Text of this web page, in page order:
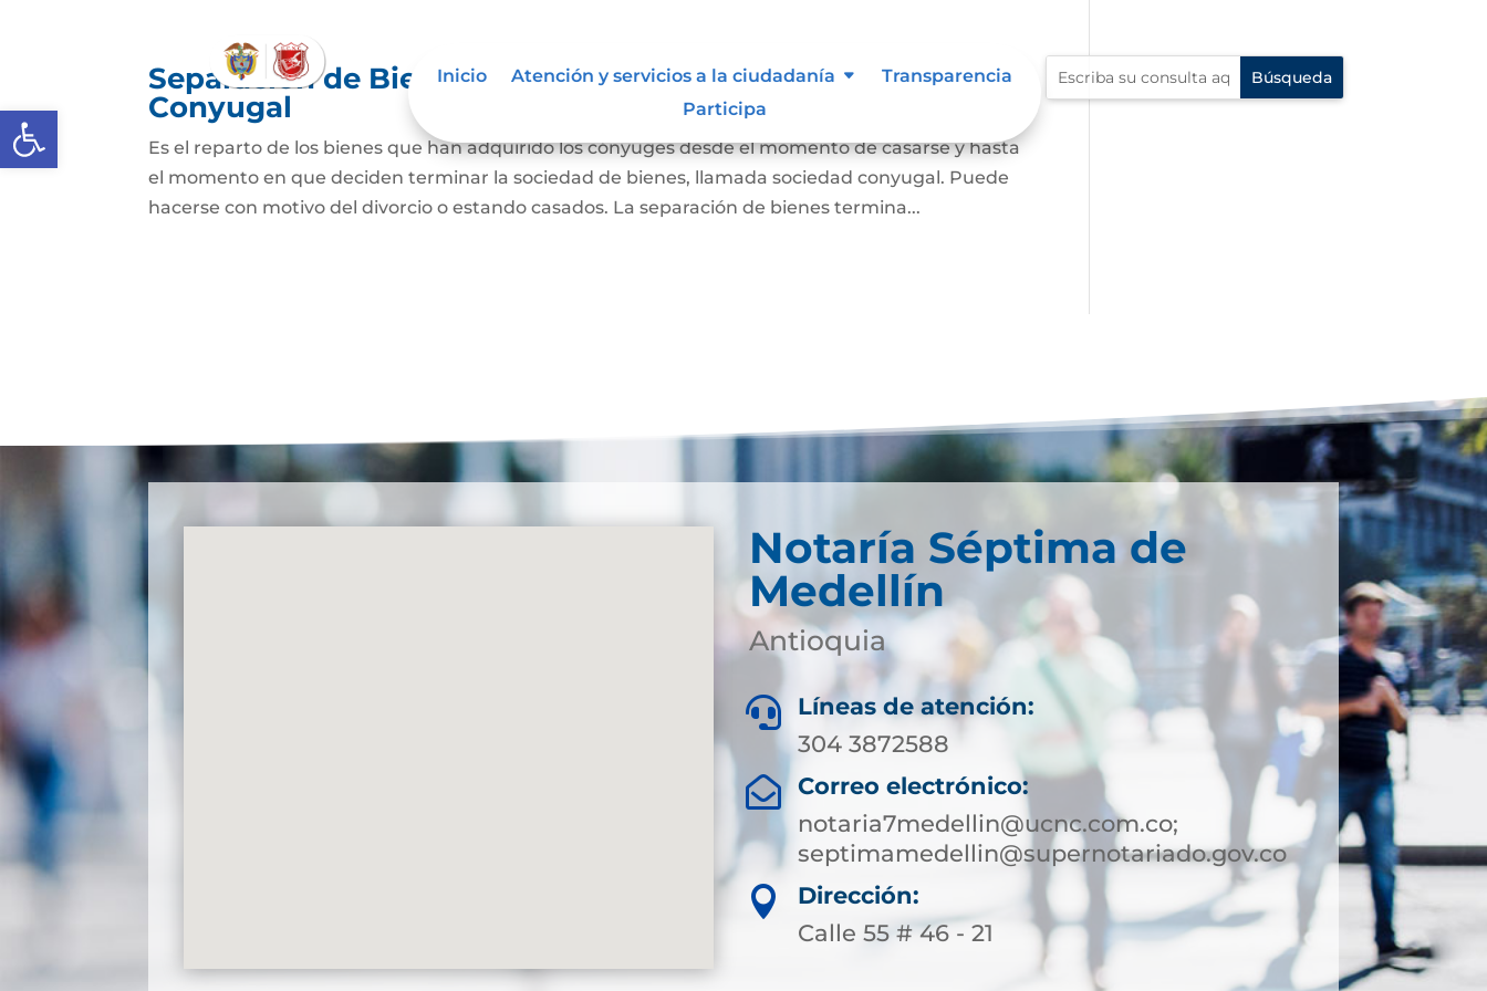
Abrir barra de herramientas
Inicio Atención y servicios a la ciudadanía
Transparencia
Participa
Separación de Bienes o Liquidación de Sociedad
Conyugal
Es el reparto de los bienes que han adquirido los cónyuges desde el momento de casarse y hasta
el momento en que deciden terminar la sociedad de bienes, llamada sociedad conyugal. Puede
hacerse con motivo del divorcio o estando casados. La separación de bienes termina...
Notaría Séptima de
Medellín
Antioquia

Líneas de atención:
304 3872588

Correo electrónico:
notaria7medellin@ucnc.com.co;
septimamedellin@supernotariado.gov.co

Dirección:
Calle 55 # 46 - 21